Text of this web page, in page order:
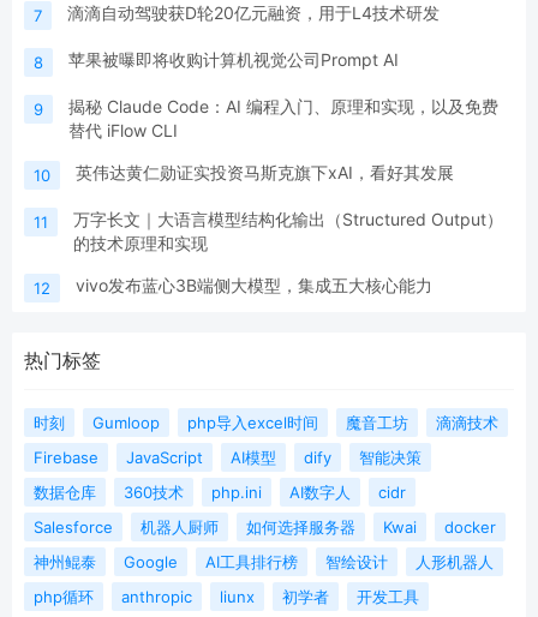
7 滴滴自动驾驶获D轮20亿元融资，用于L4技术研发
8 苹果被曝即将收购计算机视觉公司Prompt AI
9
揭秘 Claude Code：AI 编程入门、原理和实现，以及免费
替代 iFlow CLI
10 英伟达黄仁勋证实投资马斯克旗下xAI，看好其发展
11
万字长文｜大语言模型结构化输出（Structured Output）
的技术原理和实现
12 vivo发布蓝心3B端侧大模型，集成五大核心能力
热门标签
时刻 Gumloop php导入excel时间 魔音工坊
滴滴技术
Firebase
JavaScript AI模型 dify
智能决策
数据仓库
360技术 php.ini AI数字人
cidr
Salesforce
机器人厨师 如何选择服务器 Kwai
docker
神州鲲泰
Google AI工具排行榜 智绘设计
人形机器人
php循环
anthropic liunx 初学者 开发工具